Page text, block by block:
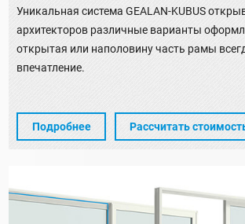
Уникальная система GEALAN-KUBUS
архитекторов различные варианты
открытая или наполовину часть рамы
впечатление.
Подробнее Рассчитать